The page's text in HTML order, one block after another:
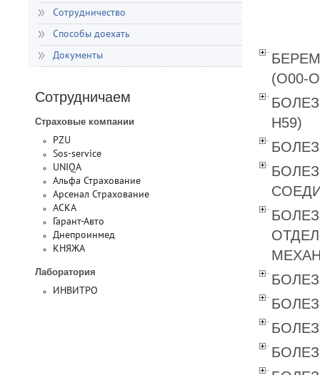
Сотрудничество
Способы доехать
Документы
Сотрудничаем
Страховые компании
PZU
Sos-service
UNIQA
Альфа Страхование
Арсенал Страхование
АСКА
Гарант-Авто
Днепроинмед
КНЯЖА
Лаборатория
ИНВИТРО
(O00-
Н59)